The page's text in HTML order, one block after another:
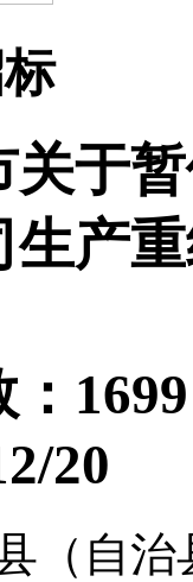
关于
生产
：
20
（自治